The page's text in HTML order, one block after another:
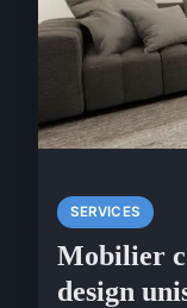
SERVICES
Mobilier
design